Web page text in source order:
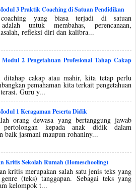
3 Praktik Coaching di Satuan Pendidikan
coaching yang biasa terjadi di satuan
untuk membahas, perencanaan,
refleksi diri dan kalibra...
Modul 2 Pengetahuan Profesional Tahap Cakap
ditahap cakap atau mahir, kita tetap perlu
pemahaman kita terkait pengetahuan
Guru y...
1 Keragaman Peserta Didik
orang dewasa yang bertanggung jawab
pertolongan kepada anak didik dalam
baik jasmani maupun rohaniny...
Kritis Sekolah Rumah (Homeschooling)
kritis merupakan salah satu jenis teks yang
(teks) tanggapan. Sebagai teks yang
kelompok t...